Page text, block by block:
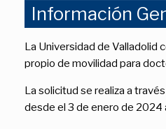
Información
La Universidad de Valladolid
propio de movilidad para
La solicitud se realiza a
desde el 3 de enero de